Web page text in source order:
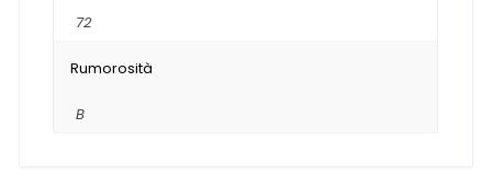
72
Rumorosità
B